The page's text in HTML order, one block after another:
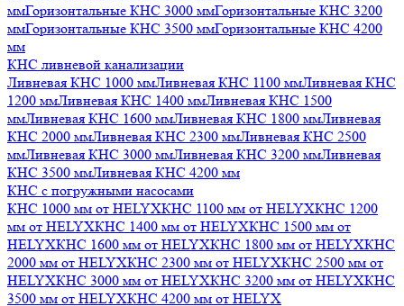
ммГоризонтальные КНС 3000 ммГоризонтальные КНС 3200
ммГоризонтальные КНС 3500 ммГоризонтальные КНС 4200
мм
КНС ливневой канализации
Ливневая КНС 1000 ммЛивневая КНС 1100 ммЛивневая КНС
1200 ммЛивневая КНС 1400 ммЛивневая КНС 1500
ммЛивневая КНС 1600 ммЛивневая КНС 1800 ммЛивневая
КНС 2000 ммЛивневая КНС 2300 ммЛивневая КНС 2500
ммЛивневая КНС 3000 ммЛивневая КНС 3200 ммЛивневая
КНС 3500 ммЛивневая КНС 4200 мм
КНС с погружными насосами
КНС 1000 мм от HELYXКНС 1100 мм от HELYXКНС 1200
мм от HELYXКНС 1400 мм от HELYXКНС 1500 мм от
HELYXКНС 1600 мм от HELYXКНС 1800 мм от HELYXКНС
2000 мм от HELYXКНС 2300 мм от HELYXКНС 2500 мм от
HELYXКНС 3000 мм от HELYXКНС 3200 мм от HELYXКНС
3500 мм от HELYXКНС 4200 мм от HELYX